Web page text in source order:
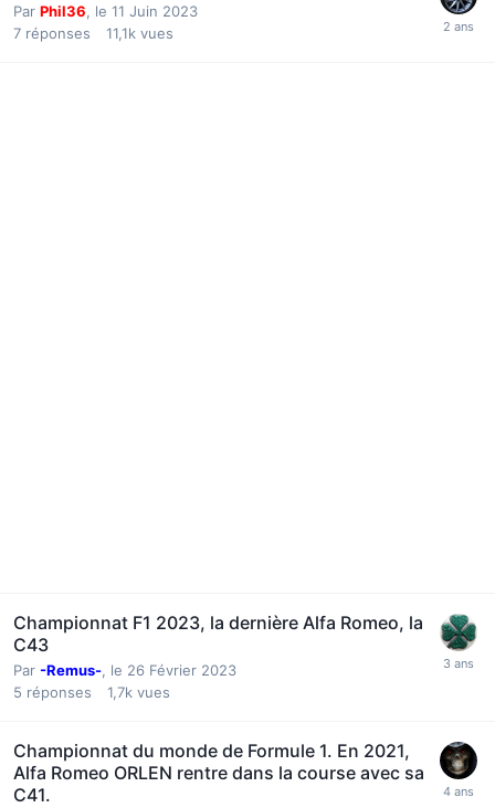
Par Phil36, le 11 Juin 2023
7 réponses 11,1k vues
Championnat F1 2023, la dernière Alfa Romeo, la
C43
Par -Remus-, le 26 Février 2023
5 réponses 1,7k vues
Championnat du monde de Formule 1. En 2021,
Alfa Romeo ORLEN rentre dans la course avec sa
C41.